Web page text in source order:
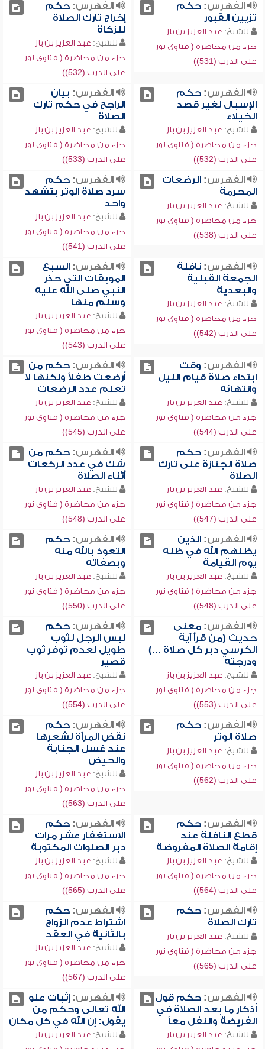
الفهرس:حكم
تزيين القبور
للشيخ: عبد العزيز بن باز
جزء من محاضرة ( فتاوى نور
على الدرب (531))
الفهرس:حكم
إخراج تارك الصلاة
للزكاة
للشيخ: عبد العزيز بن باز
جزء من محاضرة ( فتاوى نور
على الدرب (532))
الفهرس:حكم
الإسبال لغير قصد
الخيلاء
للشيخ: عبد العزيز بن باز
جزء من محاضرة ( فتاوى نور
على الدرب (532))
الفهرس: بيان
الراجح في حكم تارك
الصلاة
للشيخ: عبد العزيز بن باز
جزء من محاضرة ( فتاوى نور
على الدرب (533))
الفهرس:الرضعات
المحرمة
للشيخ: عبد العزيز بن باز
جزء من محاضرة ( فتاوى نور
على الدرب (538))
الفهرس:حكم
سرد صلاة الوتر بتشهد
واحد
للشيخ: عبد العزيز بن باز
جزء من محاضرة ( فتاوى نور
على الدرب (541))
الفهرس:نافلة
الجمعة القبلية
والبعدية
للشيخ: عبد العزيز بن باز
جزء من محاضرة ( فتاوى نور
على الدرب (542))
الفهرس:السبع
الموبقات التي حذر
النبي صلى الله عليه
وسلم منها
للشيخ: عبد العزيز بن باز
جزء من محاضرة ( فتاوى نور
على الدرب (543))
الفهرس: وقت
ابتداء صلاة قيام الليل
وانتهائه
للشيخ: عبد العزيز بن باز
جزء من محاضرة ( فتاوى نور
على الدرب (544))
الفهرس:حكم من
أرضعت طفلاً ولكنها لا
تعلم عدد الرضعات
للشيخ: عبد العزيز بن باز
جزء من محاضرة ( فتاوى نور
على الدرب (545))
الفهرس:حكم
صلاة الجنازة على تارك
الصلاة
للشيخ: عبد العزيز بن باز
جزء من محاضرة ( فتاوى نور
على الدرب (547))
الفهرس:حكم من
شك في عدد الركعات
أثناء الصلاة
للشيخ: عبد العزيز بن باز
جزء من محاضرة ( فتاوى نور
على الدرب (548))
الفهرس:الذين
يظلهم الله في ظله
يوم القيامة
للشيخ: عبد العزيز بن باز
جزء من محاضرة ( فتاوى نور
على الدرب (548))
الفهرس:حكم
التعوذ بالله منه
وبصفاته
للشيخ: عبد العزيز بن باز
جزء من محاضرة ( فتاوى نور
على الدرب (550))
الفهرس:معنى
حديث (من قرأ آية
الكرسي دبر كل صلاة ...)
ودرجته
للشيخ: عبد العزيز بن باز
جزء من محاضرة ( فتاوى نور
على الدرب (553))
الفهرس:حكم
لبس الرجل لثوب
طويل لعدم توفر ثوب
قصير
للشيخ: عبد العزيز بن باز
جزء من محاضرة ( فتاوى نور
على الدرب (554))
الفهرس:حكم
صلاة الوتر
للشيخ: عبد العزيز بن باز
جزء من محاضرة ( فتاوى نور
على الدرب (562))
الفهرس:حكم
نقض المرأة لشعرها
عند غسل الجنابة
والحيض
للشيخ: عبد العزيز بن باز
جزء من محاضرة ( فتاوى نور
على الدرب (563))
الفهرس:حكم
قطع النافلة عند
إقامة الصلاة المفروضة
للشيخ: عبد العزيز بن باز
جزء من محاضرة ( فتاوى نور
على الدرب (564))
الفهرس:حكم
الاستغفار عشر مرات
دبر الصلوات المكتوبة
للشيخ: عبد العزيز بن باز
جزء من محاضرة ( فتاوى نور
على الدرب (565))
الفهرس:حكم
تارك الصلاة
للشيخ: عبد العزيز بن باز
جزء من محاضرة ( فتاوى نور
على الدرب (565))
الفهرس:حكم
اشتراط عدم الزواج
بالثانية في العقد
للشيخ: عبد العزيز بن باز
جزء من محاضرة ( فتاوى نور
على الدرب (567))
الفهرس:حكم قول
أذكار ما بعد الصلاة في
الفريضة والنفل معاً
للشيخ: عبد العزيز بن باز
الفهرس:إثبات علو
الله تعالى وحكم من
يقول: إن الله في كل مكان
للشيخ: عبد العزيز بن باز